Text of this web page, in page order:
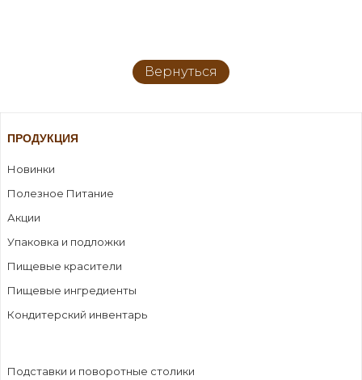
Вернуться
ПРОДУКЦИЯ
Новинки
Полезное Питание
Акции
Упаковка и подложки
Пищевые красители
Пищевые ингредиенты
Кондитерский инвентарь
Подставки и поворотные столики